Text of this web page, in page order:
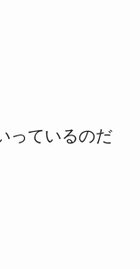
っているのだ